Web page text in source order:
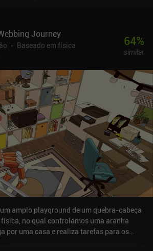
Journey
Baseado em física
64%
similar
amplo playground de um quebra-cabeça
no qual controlamos uma aranha
por uma casa e realiza tarefas para os